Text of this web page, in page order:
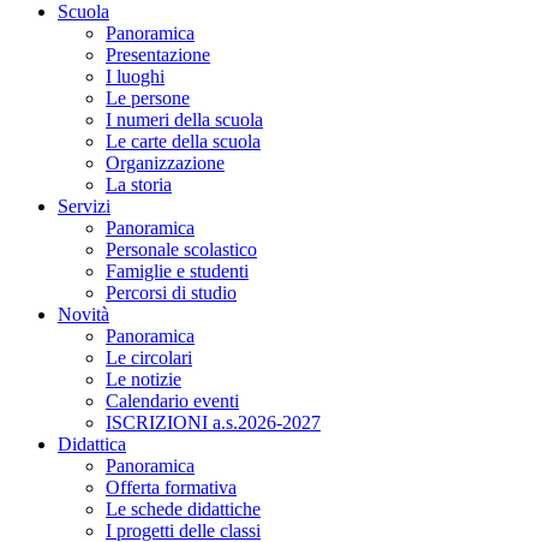
Scuola
Panoramica
Presentazione
I luoghi
Le persone
I numeri della scuola
Le carte della scuola
Organizzazione
La storia
Servizi
Panoramica
Personale scolastico
Famiglie e studenti
Percorsi di studio
Novità
Panoramica
Le circolari
Le notizie
Calendario eventi
ISCRIZIONI a.s.2026-2027
Didattica
Panoramica
Offerta formativa
Le schede didattiche
I progetti delle classi